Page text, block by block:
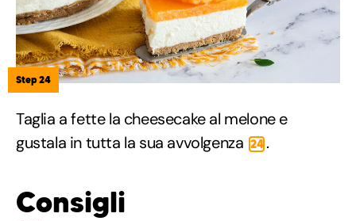
Step 24
Taglia a fette la cheesecake al melone e
gustala in tutta la sua avvolgenza 24 .
Consigli